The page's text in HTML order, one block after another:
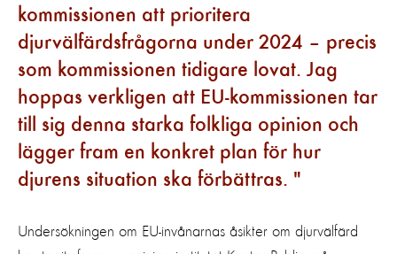
kommissionen att prioritera
djurvälfärdsfrågorna under 2024 – precis
som kommissionen tidigare lovat. Jag
hoppas verkligen att EU-kommissionen tar
till sig denna starka folkliga opinion och
lägger fram en konkret plan för hur
djurens situation ska förbättras.
Undersökningen om EU-invånarnas åsikter om djurvälfärd